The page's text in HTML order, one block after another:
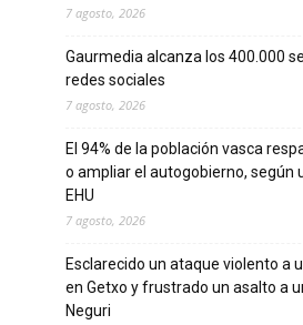
7 agosto, 2026
Gaurmedia alcanza los 400.000
redes sociales
7 agosto, 2026
El 94% de la población vasca
o ampliar el autogobierno, según
EHU
7 agosto, 2026
Esclarecido un ataque violento a
en Getxo y frustrado un asalto a
Neguri